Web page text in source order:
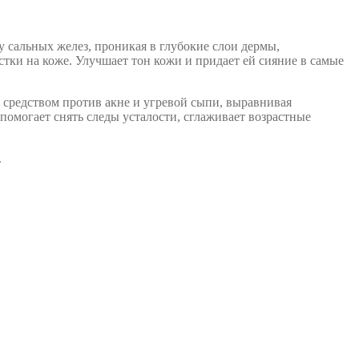
желез, проникая в глубокие слои дермы,
на коже. Улучшает тон кожи и придает ей сияние в самые
против акне и угревой сыпи, выравнивая
снять следы усталости, сглаживает возрастные